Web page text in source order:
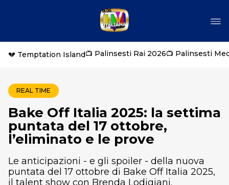
💔 Temptation Island📺 Palinsesti Rai 2026📺 Palinsesti
REAL TIME
Bake Off Italia 2025: la settima
puntata del 17 ottobre,
l’eliminato e le prove
Le anticipazioni - e gli spoiler - della nuova
puntata del 17 ottobre di Bake Off Italia 2025,
il talent show con Brenda Lodigiani.